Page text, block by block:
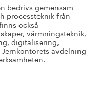
bedrivs gemensam
processteknik från
också
värmningsteknik,
digitalisering,
avdelning